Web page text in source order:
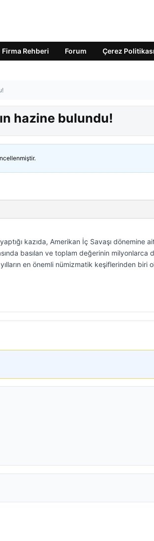
Firma Rehberi Forum Çerez Politikası
hazine bulundu!
kazıda, Amerikan İç Savaşı dönemine
basılan ve toplam değerinin milyonlarca
en önemli nümizmatik keşiflerinden biri